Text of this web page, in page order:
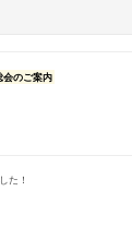
会のご案内
た！